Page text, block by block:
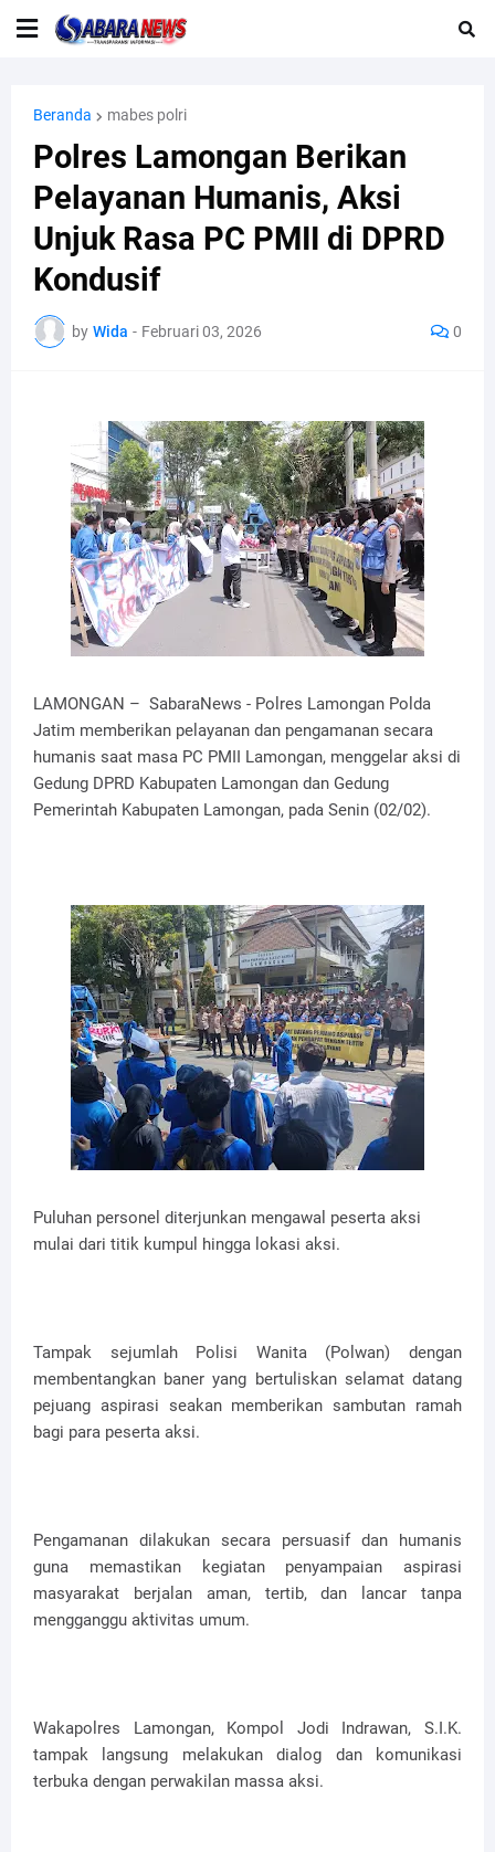
Beranda mabes polri
Polres Lamongan Berikan
Pelayanan Humanis, Aksi
Unjuk Rasa PC PMII di DPRD
Kondusif
by Wida - Februari 03, 2026 0
LAMONGAN – SabaraNews - Polres Lamongan Polda
Jatim memberikan pelayanan dan pengamanan secara
humanis saat masa PC PMII Lamongan, menggelar aksi di
Gedung DPRD Kabupaten Lamongan dan Gedung
Pemerintah Kabupaten Lamongan, pada Senin (02/02).
Puluhan personel diterjunkan mengawal peserta aksi
mulai dari titik kumpul hingga lokasi aksi.
Tampak sejumlah Polisi Wanita (Polwan) dengan
membentangkan baner yang bertuliskan selamat datang
pejuang aspirasi seakan memberikan sambutan ramah
bagi para peserta aksi.
Pengamanan dilakukan secara persuasif dan humanis
guna memastikan kegiatan penyampaian aspirasi
masyarakat berjalan aman, tertib, dan lancar tanpa
mengganggu aktivitas umum.
Wakapolres Lamongan, Kompol Jodi Indrawan, S.I.K.
tampak langsung melakukan dialog dan komunikasi
terbuka dengan perwakilan massa aksi.